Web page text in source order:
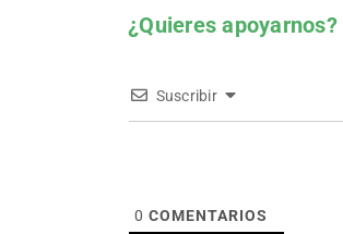
¿Quieres apoyarnos?
Suscribir
0 COMENTARIOS